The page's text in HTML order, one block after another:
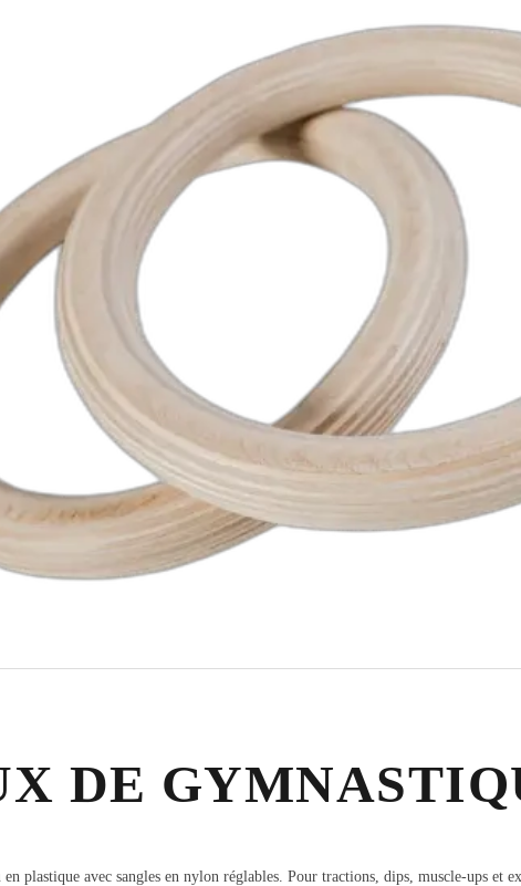
DE
plastique avec sangles en nylon réglables. Pour tractions, dips, muscle-ups et